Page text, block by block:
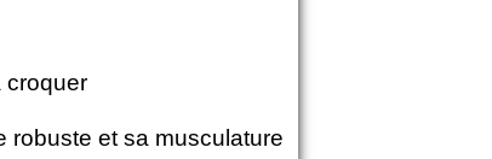
croquer
robuste et sa musculature